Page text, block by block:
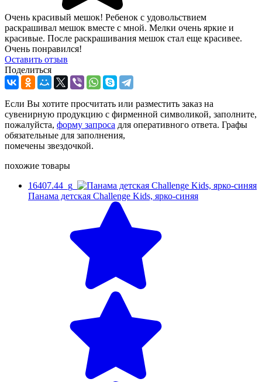
Очень красивый мешок! Ребенок с удовольствием
раскрашивал мешок вместе с мной. Мелки очень яркие и
красивые. После раскрашивания мешок стал еще красивее.
Очень понравился!
Оcтавить отзыв
Поделиться
Если Вы хотите просчитать или разместить заказ на
сувенирную продукцию с фирменной символикой, заполните,
пожалуйста, форму запроса для оперативного ответа. Графы
обязательные для заполнения,
помечены звездочкой.
похожие товары
16407.44_g
Панама детская Challenge Kids, ярко-синяя